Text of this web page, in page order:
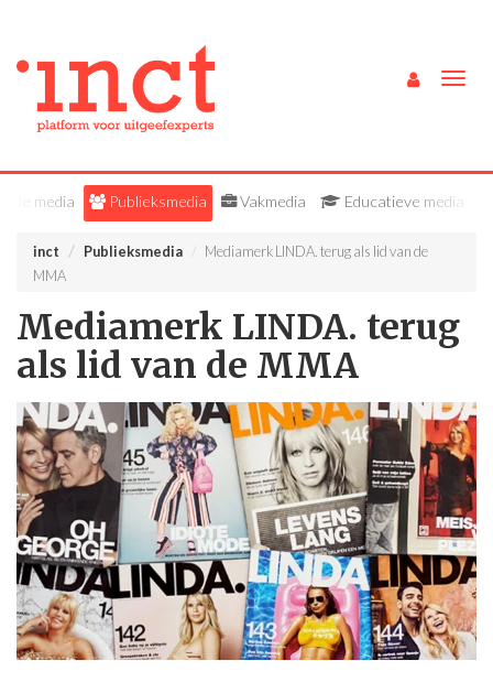
Alle media Publieksmedia Vakmedia Educatieve media
inct Publieksmedia
Mediamerk LINDA. terug als lid van de
MMA
Mediamerk LINDA. terug
als lid van de MMA